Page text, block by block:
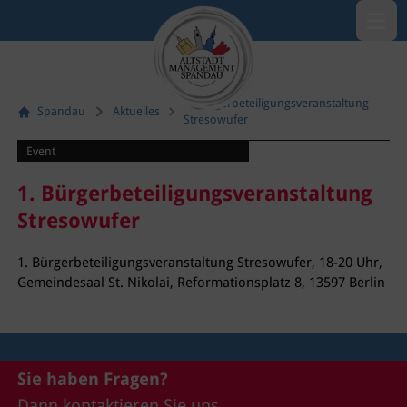
Spandau Aktuelles
1. Bürgerbeteiligungsveranstaltung
Stresowufer
Event
1. Bürgerbeteiligungsveranstaltung
Stresowufer
1. Bürgerbeteiligungsveranstaltung Stresowufer, 18-20 Uhr,
Gemeindesaal St. Nikolai, Reformationsplatz 8, 13597 Berlin
Sie haben Fragen?